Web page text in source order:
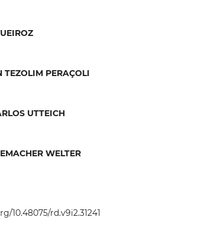
TEZOLIM PERAÇOLI
UTTEICH
WELTER
10.48075/rd.v9i2.31241